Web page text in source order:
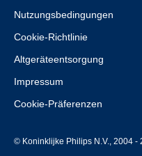
Nutzungsbedingungen
Cookie-Richtlinie
Altgeräteentsorgung
Impressum
Cookie-Präferenzen
© Koninklijke Philips N.V., 2004 -